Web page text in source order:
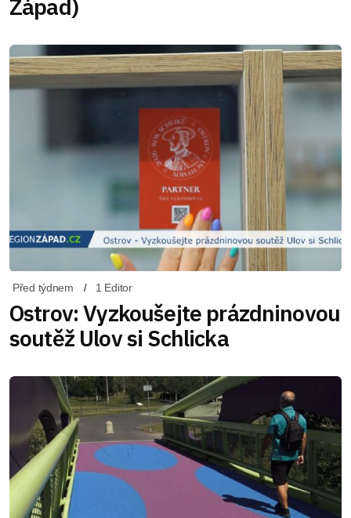
Západ)
Před týdnem 1 Editor
Ostrov: Vyzkoušejte prázdninovou
soutěž Ulov si Schlicka